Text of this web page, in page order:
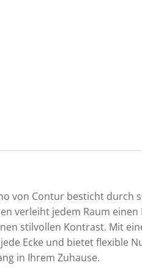
von Contur besticht durch
verleiht jedem Raum
stilvollen Kontrast. Mit
Ecke und bietet flexible
in Ihrem Zuhause.